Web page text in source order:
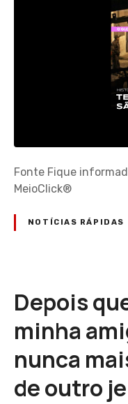
Fonte Fique
MeioClick®
NOTÍCIAS RÁPIDAS
Depois
minha
nunca
de outro